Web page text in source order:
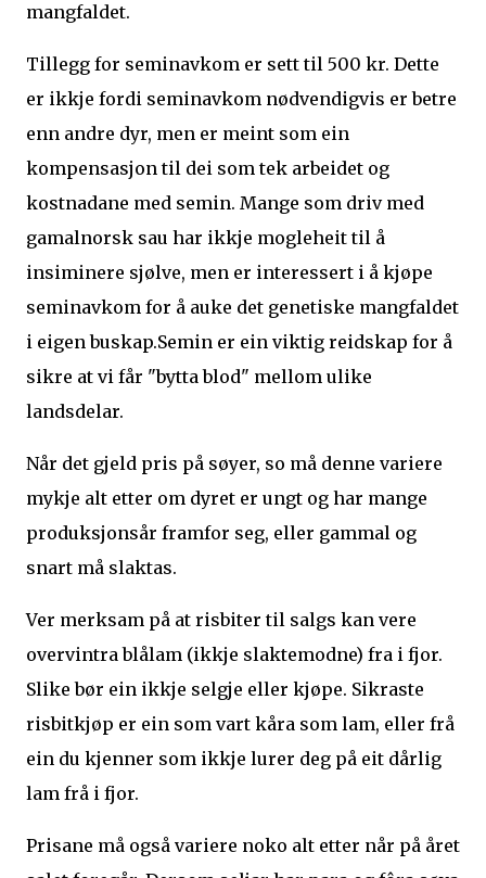
mangfaldet.
Tillegg for seminavkom er sett til 500 kr. Dette
er ikkje fordi seminavkom nødvendigvis er betre
enn andre dyr, men er meint som ein
kompensasjon til dei som tek arbeidet og
kostnadane med semin. Mange som driv med
gamalnorsk sau har ikkje mogleheit til å
insiminere sjølve, men er interessert i å kjøpe
seminavkom for å auke det genetiske mangfaldet
i eigen buskap.Semin er ein viktig reidskap for å
sikre at vi får "bytta blod" mellom ulike
landsdelar.
Når det gjeld pris på søyer, so må denne variere
mykje alt etter om dyret er ungt og har mange
produksjonsår framfor seg, eller gammal og
snart må slaktas.
Ver merksam på at risbiter til salgs kan vere
overvintra blålam (ikkje slaktemodne) fra i fjor.
Slike bør ein ikkje selgje eller kjøpe. Sikraste
risbitkjøp er ein som vart kåra som lam, eller frå
ein du kjenner som ikkje lurer deg på eit dårlig
lam frå i fjor.
Prisane må også variere noko alt etter når på året